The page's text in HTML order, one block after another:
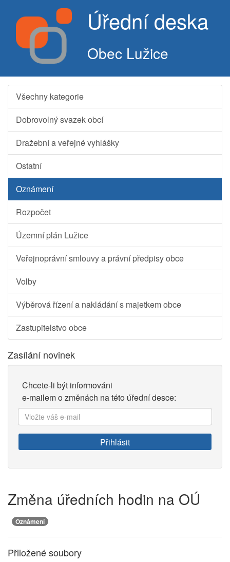
Úřední deska
Obec Lužice
Všechny kategorie
Dobrovolný svazek obcí
Dražební a veřejné vyhlášky
Ostatní
Oznámení
Rozpočet
Územní plán Lužice
Veřejnoprávní smlouvy a právní předpisy obce
Volby
Výběrová řízení a nakládání s majetkem obce
Zastupitelstvo obce
Zasílání novinek
Chcete-li být informováni
e-mailem o změnách na této úřední desce:
Vložte
váš
e-
mail:
Přihlásit
Změna úředních hodin na OÚ
Oznámení
Přiložené soubory